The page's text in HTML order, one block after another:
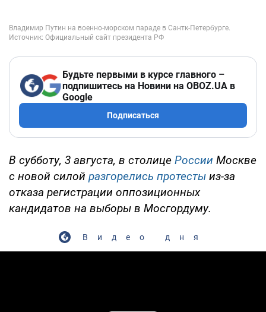
Будьте первыми в курсе главного –
подпишитесь на Новини на OBOZ.UA в
Google
Подписаться
В субботу, 3 августа, в столице России Москве
с новой силой разгорелись протесты из-за
отказа регистрации оппозиционных
кандидатов на выборы в Мосгордуму.
Видео дня